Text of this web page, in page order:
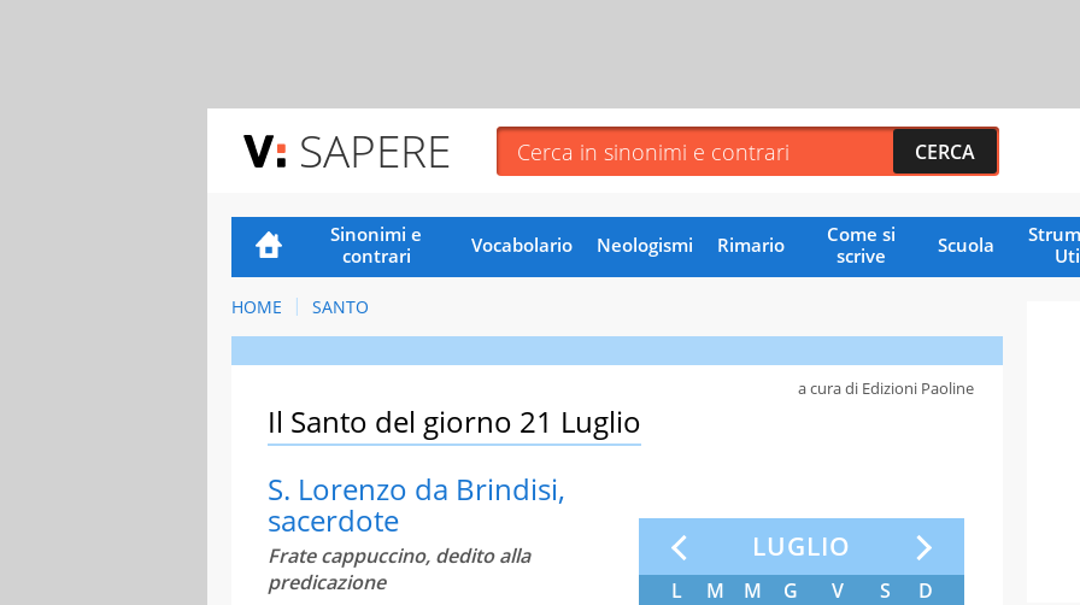
SAPERE
Sinonimi e
contrari
Vocabolario Neologismi Rimario
Come si
scrive
Scuola
HOME SANTO
Il Santo del giorno 21 Luglio
a cura di Edizioni Paoline
S. Lorenzo da Brindisi,
sacerdote
Frate cappuccino, dedito alla
predicazione
D
GIUGNO
L
LUGLIO
L M M G V S D